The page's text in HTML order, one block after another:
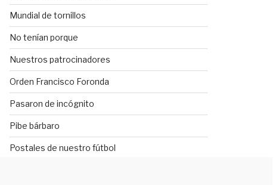
Mundial de tornillos
No tenían porque
Nuestros patrocinadores
Orden Francisco Foronda
Pasaron de incógnito
Pibe bárbaro
Postales de nuestro fútbol